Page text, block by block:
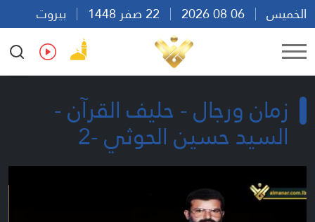
الخميس
بيروت
23:28
Ar En Fr Es
زمان ورجال - حليف القرآن -
السيد حسين الحوثي -2